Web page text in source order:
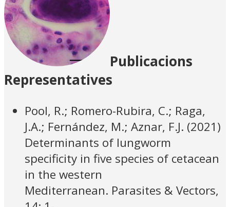
Publicacions
Representatives
Pool, R.; Romero-Rubira, C.; Raga,
J.A.; Fernández, M.; Aznar, F.J. (2021)
Determinants of lungworm
specificity in five species of cetacean
in the western
Mediterranean. Parasites & Vectors,